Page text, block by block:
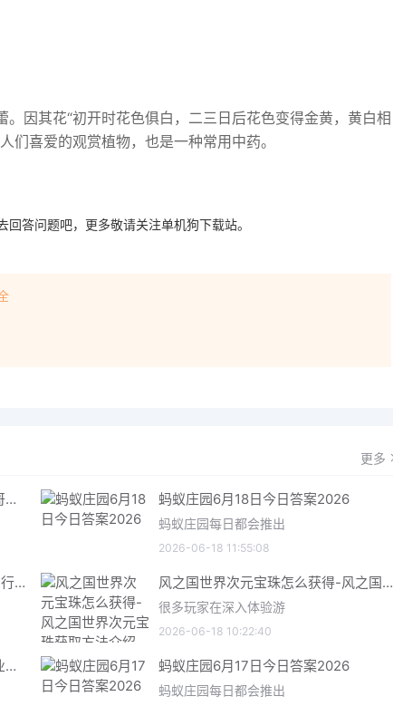
因其花“初开时花色俱白，二三日后花色变得金黄，黄白相
们喜爱的观赏植物，也是一种常用中药。
回答问题吧，更多敬请关注单机狗下载站。
更多
哥特王朝重制版爬虫铠甲获取指南 哥特王朝重制版爬虫铠甲获取方法 蚂蚁庄园6月18日今日答案2026
蚂蚁庄园每日都会推出
2026-06-18 11:55:08
三角洲行动6月18日今日密码 三角洲行动2026年6月18今日摩斯密码分享 风之国世界次元宝珠怎么获得-风之国世界次元宝珠获取方法介绍
很多玩家在深入体验游
2026-06-18 10:22:40
星际矿业研究点数获取指南 星际矿业研究点数获取方法 蚂蚁庄园6月17日今日答案2026
蚂蚁庄园每日都会推出